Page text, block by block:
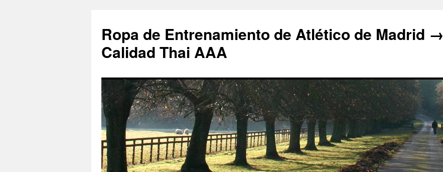
Ropa de Entrenamiento de Atlético de Madrid →
Calidad Thai AAA